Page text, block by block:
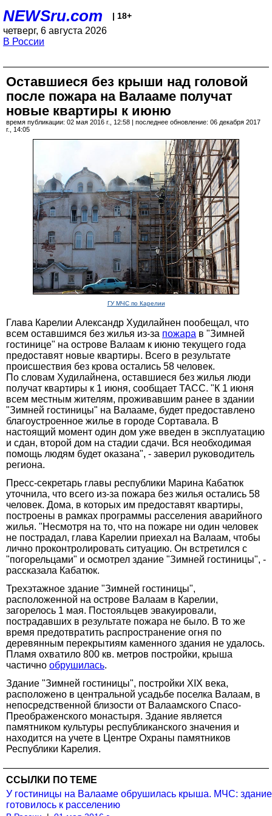
NEWSru.com | 18+
четверг, 6 августа 2026
В России
Оставшиеся без крыши над головой
после пожара на Валааме получат
новые квартиры к июню
время публикации: 02 мая 2016 г., 12:58 | последнее обновление: 06 декабря 2017
г., 14:05
ГУ МЧС по Карелии
Глава Карелии Александр Худилайнен пообещал, что
всем оставшимся без жилья из-за пожара в "Зимней
гостинице" на острове Валаам к июню текущего года
предоставят новые квартиры. Всего в результате
происшествия без крова остались 58 человек.
По словам Худилайнена, оставшиеся без жилья люди
получат квартиры к 1 июня, сообщает ТАСС. "К 1 июня
всем местным жителям, проживавшим ранее в здании
"Зимней гостиницы" на Валааме, будет предоставлено
благоустроенное жилье в городе Сортавала. В
настоящий момент один дом уже введен в эксплуатацию
и сдан, второй дом на стадии сдачи. Вся необходимая
помощь людям будет оказана", - заверил руководитель
региона.
Пресс-секретарь главы республики Марина Кабатюк
уточнила, что всего из-за пожара без жилья остались 58
человек. Дома, в которых им предоставят квартиры,
построены в рамках программы расселения аварийного
жилья. "Несмотря на то, что на пожаре ни один человек
не пострадал, глава Карелии приехал на Валаам, чтобы
лично проконтролировать ситуацию. Он встретился с
"погорельцами" и осмотрел здание "Зимней гостиницы", -
рассказала Кабатюк.
Трехэтажное здание "Зимней гостиницы",
расположенной на острове Валаам в Карелии,
загорелось 1 мая. Постояльцев эвакуировали,
пострадавших в результате пожара не было. В то же
время предотвратить распространение огня по
деревянным перекрытиям каменного здания не удалось.
Пламя охватило 800 кв. метров постройки, крыша
частично обрушилась.
Здание "Зимней гостиницы", постройки XIX века,
расположено в центральной усадьбе поселка Валаам, в
непосредственной близости от Валаамского Спасо-
Преображенского монастыря. Здание является
памятником культуры республиканского значения и
находится на учете в Центре Охраны памятников
Республики Карелия.
ССЫЛКИ ПО ТЕМЕ
У гостиницы на Валааме обрушилась крыша. МЧС: здание
готовилось к расселению